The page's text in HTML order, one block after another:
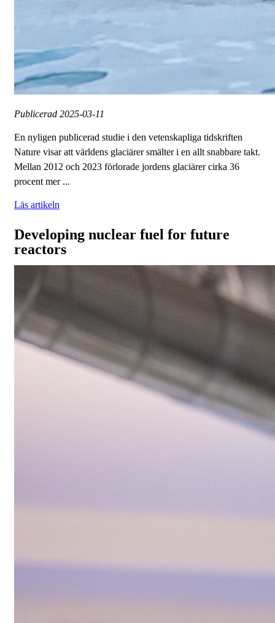
Publicerad 2025-03-11
En nyligen publicerad studie i den vetenskapliga tidskriften
Nature visar att världens glaciärer smälter i en allt snabbare takt.
Mellan 2012 och 2023 förlorade jordens glaciärer cirka 36
procent mer ...
Läs artikeln
Developing nuclear fuel for future
reactors